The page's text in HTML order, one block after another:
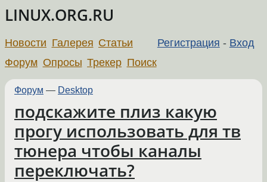
LINUX.ORG.RU
Регистрация - Вход
Новости Галерея Статьи
Форум Опросы Трекер Поиск
Форум — Desktop
подскажите плиз какую
прогу использовать для тв
тюнера чтобы каналы
переключать?